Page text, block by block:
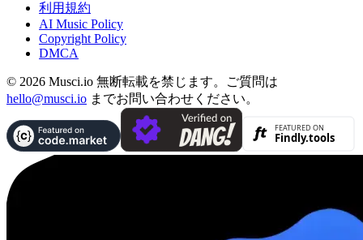
利用規約
AI Music Policy
Copyright Policy
DMCA
© 2026 Musci.io 無断転載を禁じます。ご質問は
hello@musci.io までお問い合わせください。